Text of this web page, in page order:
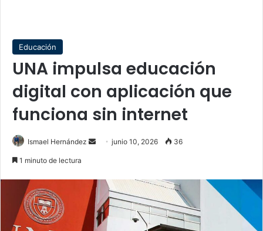
Educación
UNA impulsa educación
digital con aplicación que
funciona sin internet
Ismael Hernández
Sendjunio 10, 2026 36
1 minuto de lectura